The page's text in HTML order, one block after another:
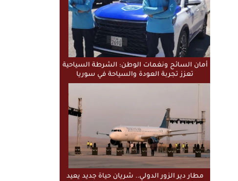
أمان السائح ونغمات الوطن: الشرطة السياحية
تعزز تجربة العودة والسياحة في سوريا
مطار دير الزور الدولي.. شريان حياة جديد يعيد